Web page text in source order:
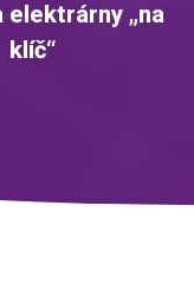
elektrárny „na
klíč“